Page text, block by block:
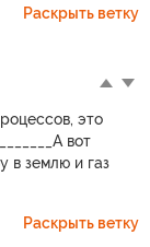
Раскрыть ветку
это
вот
в землю и газ
Раскрыть ветку